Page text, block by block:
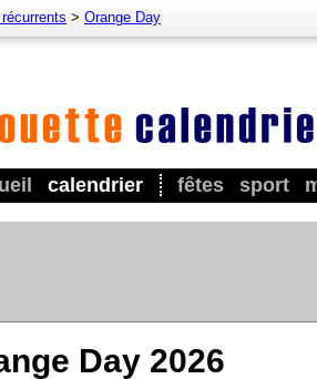
calendrier fêtes sport
> Orange Day
Day 2026